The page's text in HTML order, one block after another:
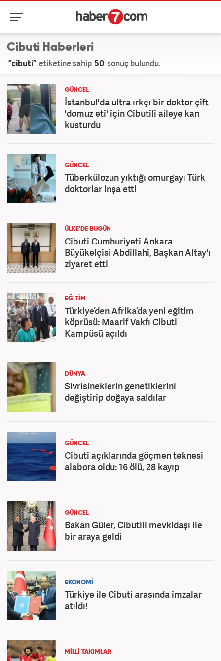
Cibuti Haberleri
“cibuti” etiketine sahip 50 sonuç bulundu.
GÜNCEL
İstanbul'da ultra ırkçı bir doktor çift
'domuz eti' için Cibutili aileye kan
kusturdu
GÜNCEL
Tüberkülozun yıktığı omurgayı Türk
doktorlar inşa etti
ÜLKE'DE BUGÜN
Cibuti Cumhuriyeti Ankara
Büyükelçisi Abdillahi, Başkan Altay'ı
ziyaret etti
EĞİTİM
Türkiye’den Afrika’da yeni eğitim
köprüsü: Maarif Vakfı Cibuti
Kampüsü açıldı
DÜNYA
Sivrisineklerin genetiklerini
değiştirip doğaya saldılar
GÜNCEL
Cibuti açıklarında göçmen teknesi
alabora oldu: 16 ölü, 28 kayıp
GÜNCEL
Bakan Güler, Cibutili mevkidaşı ile
bir araya geldi
EKONOMİ
Türkiye ile Cibuti arasında imzalar
atıldı!
MİLLİ TAKIMLAR